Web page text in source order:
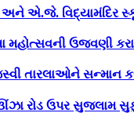
એ.જે. વિદ્યામંદિર
મહોત્સવની ઉજવણી
તારલાઓને સન્માન
ઊંઝા રોડ ઉપર